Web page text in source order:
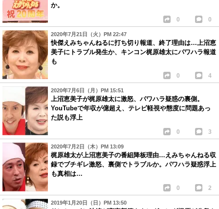
か。
0 0
2020年7月21日（火）PM 22:47
快傑えみちゃんねるに打ち切り報道、終了理由は…上沼恵
美子にトラブル発生か、キンコン梶原雄太にパワハラ報道
も
0 4
2020年7月6日（月）PM 15:51
上沼恵美子が梶原雄太に激怒、パワハラ疑惑の裏側。
YouTubeで年収が億超え、テレビ軽視や態度に問題あっ
た説も浮上
0 3
2020年7月2日（木）PM 13:09
梶原雄太が上沼恵美子の番組降板理由…えみちゃんねる収
録でブチギレ激怒、裏側でトラブルか。パワハラ疑惑浮上
も真相は…
0 2
2019年1月20日（日）PM 13:50